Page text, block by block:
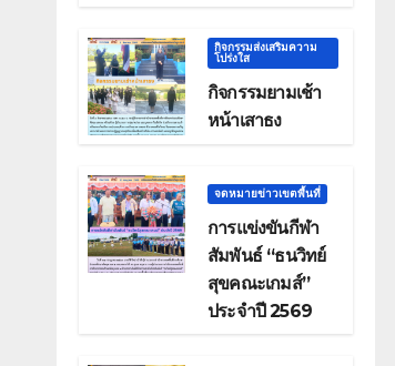
กิจกรรมส่งเสริมความ
โปร่งใส
กิจกรรมยามเช้า
หน้าเสาธง
จดหมายข่าวเขตพื้นที่
การแข่งขันกีฬา
สัมพันธ์ “ธนวิทย์
สุขคณะเกมส์”
ประจำปี 2569